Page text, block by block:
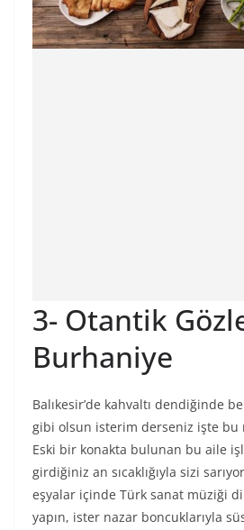
3- Otantik
Burhaniye
Balıkesir’de kahvaltı dendiğinde
gibi olsun isterim derseniz işte bu
Eski bir konakta bulunan bu aile
girdiğiniz an sıcaklığıyla sizi
eşyalar içinde Türk sanat müziği
yapın, ister nazar boncuklarıyla